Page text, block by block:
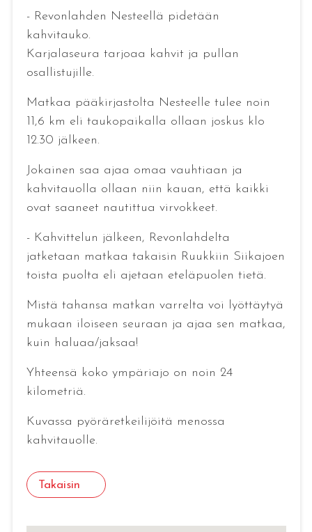
- Revonlahden Nesteellä pidetään
kahvitauko.
Karjalaseura tarjoaa kahvit ja pullan
osallistujille.
Matkaa pääkirjastolta Nesteelle tulee noin
11,6 km eli taukopaikalla ollaan joskus klo
12.30 jälkeen.
Jokainen saa ajaa omaa vauhtiaan ja
kahvitauolla ollaan niin kauan, että kaikki
ovat saaneet nautittua virvokkeet.
- Kahvittelun jälkeen, Revonlahdelta
jatketaan matkaa takaisin Ruukkiin Siikajoen
toista puolta eli ajetaan eteläpuolen tietä.
Mistä tahansa matkan varrelta voi lyöttäytyä
mukaan iloiseen seuraan ja ajaa sen matkaa,
kuin haluaa/jaksaa!
Yhteensä koko ympäriajo on noin 24
kilometriä.
Kuvassa pyöräretkeilijöitä menossa
kahvitauolle.
Takaisin